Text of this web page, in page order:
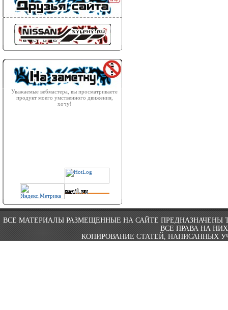
Уважаемые вебмастера, вы просматриваете
продукт моего умственного движения,
хочу!
ВСЕ МАТЕРИАЛЫ РАЗМЕЩЕННЫЕ НА САЙТЕ ПРЕДНАЗНАЧЕНЫ
ВСЕ ПРАВА НА
КОПИРОВАНИЕ СТАТЕЙ, НАПИСАННЫХ